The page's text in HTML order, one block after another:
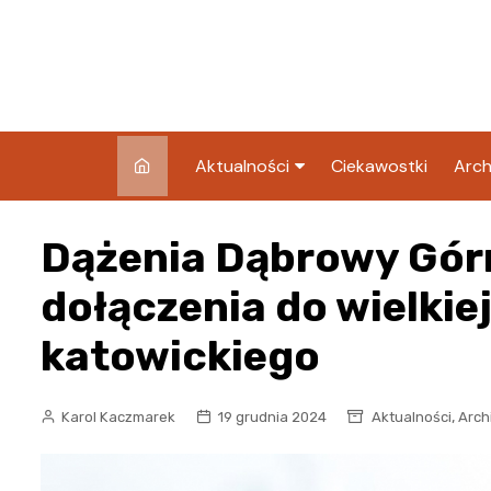
Aktualności
Blog
Ciekawostki
Dążenia Dąbrowy
dołączenia do
katowickiego
Karol Kaczmarek 19 grudnia 2024 Aktualności,